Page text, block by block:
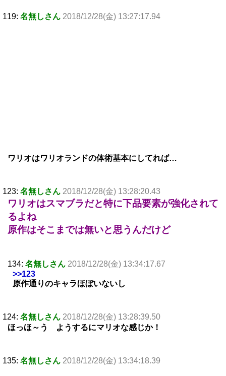
119: 名無しさん 2018/12/28(金) 13:27:17.94
ワリオはワリオランドの体術基本にしてれば…
123: 名無しさん 2018/12/28(金) 13:28:20.43
ワリオはスマブラだと特に下品要素が強化されて
るよね
原作はそこまでは無いと思うんだけど
134: 名無しさん 2018/12/28(金) 13:34:17.67
>>123
原作通りのキャラほぼいないし
124: 名無しさん 2018/12/28(金) 13:28:39.50
ほっほ～う ようするにマリオな感じか！
135: 名無しさん 2018/12/28(金) 13:34:18.39